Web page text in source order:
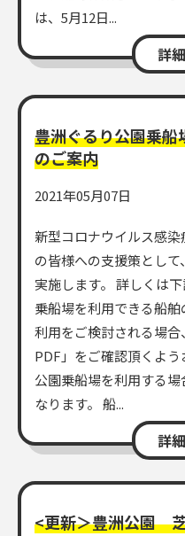
は、5月12日...
詳
豊洲ぐるり公園乗船
のご案内
2021年05月07日
新型コロナウイルス感
の皆様への支援策とし
実施します。 詳しくは
乗船場を利用できる船舶
利用をご検討される場
PDF」をご確認頂くよ
公園乗船場を利用する
なります。 船...
詳
<更新＞豊洲公園